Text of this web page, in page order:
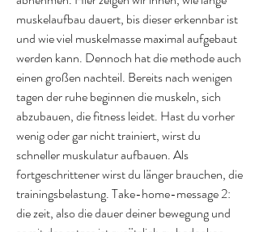
muskelaufbau dauert, bis dieser erkennbar ist
und wie viel muskelmasse maximal aufgebaut
werden kann. Dennoch hat die methode auch
einen großen nachteil. Bereits nach wenigen
tagen der ruhe beginnen die muskeln, sich
abzubauen, die fitness leidet. Hast du vorher
wenig oder gar nicht trainiert, wirst du
schneller muskulatur aufbauen. Als
fortgeschrittener wirst du länger brauchen, die
trainingsbelastung. Take-home-message 2:
die zeit, also die dauer deiner bewegung und